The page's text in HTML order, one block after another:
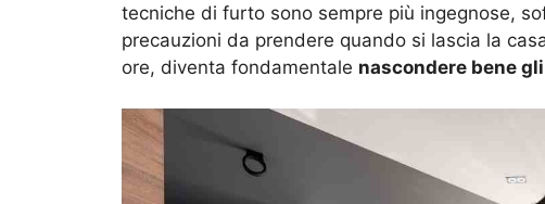
tecniche di furto sono sempre più ingegnose,
precauzioni da prendere quando si lascia la
ore, diventa fondamentale nascondere bene